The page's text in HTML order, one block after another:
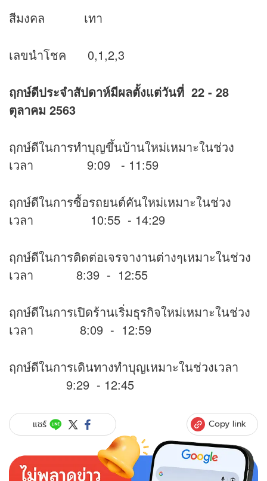
สีมงคล เทา
เลขนำโชค 0,1,2,3
ฤกษ์ดีประจำสัปดาห์มีผลตั้งแต่วันที่ 22 - 28
ตุลาคม 2563
ฤกษ์ดีในการทำบุญขึ้นบ้านใหม่เหมาะในช่วง
เวลา 9:09 - 11:59
ฤกษ์ดีในการซื้อรถยนต์คันใหม่เหมาะในช่วง
เวลา 10:55 - 14:29
ฤกษ์ดีในการติดต่อเจรจางานต่างๆเหมาะในช่วง
เวลา 8:39 - 12:55
ฤกษ์ดีในการเปิดร้านเริ่มธุรกิจใหม่เหมาะในช่วง
เวลา 8:09 - 12:59
ฤกษ์ดีในการเดินทางทำบุญเหมาะในช่วงเวลา
9:29 - 12:45
แชร์ Copy link